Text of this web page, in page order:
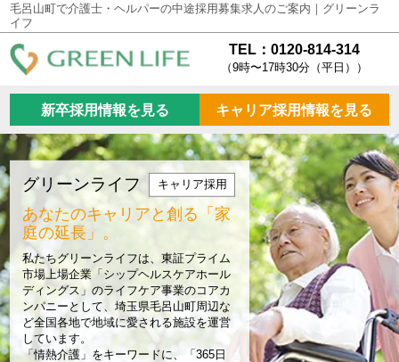
毛呂山町で介護士・ヘルパーの中途採用募集求人のご案内｜グリーンラ
イフ
TEL：0120-814-314
（9時〜17時30分（平日））
新卒採用情報を見る キャリア採用情報を見る
グリーンライフ キャリア採用
あなたのキャリアと創る「家
庭の延長」。
私たちグリーンライフは、東証プライム
市場上場企業「シップヘルスケアホール
ディングス」のライフケア事業のコアカ
ンパニーとして、埼玉県毛呂山町周辺な
ど全国各地で地域に愛される施設を運営
しています。
「情熱介護」をキーワードに、「365日